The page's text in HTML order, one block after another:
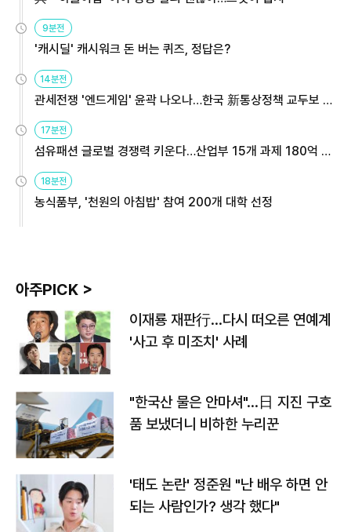
9분전
'캐시딜' 캐시워크 돈 버는 퀴즈, 정답은?
14분전
관세전쟁 '엔드게임' 윤곽 나오나…한국 新통상정책 교두보 활
용해야
17분전
섬유패션 글로벌 경쟁력 키운다…산업부 15개 과제 180억 지
원
18분전
농식품부, '천원의 아침밥' 참여 200개 대학 선정
아주PICK >
이재룡 재판行…다시 떠오른 연예계
'사고 후 미조치' 사례
"한국산 물은 안마셔"…日 지진 구호
품 보냈더니 비하한 누리꾼
'태도 논란' 정준원 "난 배우 하면 안
되는 사람인가? 생각 했다"